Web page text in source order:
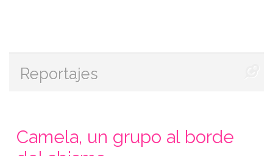
Reportajes
Camela, un grupo al borde